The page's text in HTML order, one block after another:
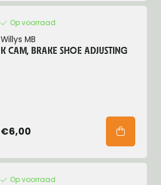
Op voorraad
Willys MB
K CAM, BRAKE SHOE ADJUSTING
€6,00
Op voorraad